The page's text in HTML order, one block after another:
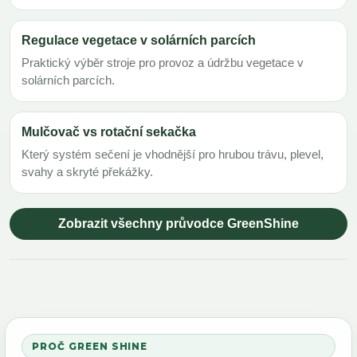
Regulace vegetace v solárních parcích
Praktický výběr stroje pro provoz a údržbu vegetace v
solárních parcích.
Mulčovač vs rotační sekačka
Který systém sečení je vhodnější pro hrubou trávu, plevel,
svahy a skryté překážky.
Zobrazit všechny průvodce GreenShine
PROČ GREEN SHINE